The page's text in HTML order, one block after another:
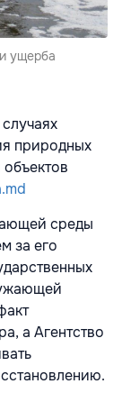
ущерба
природных
среды
за его
а Агентство